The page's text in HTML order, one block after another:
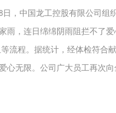
日，中国龙工控股有限公司组
雨，连日绵绵阴雨阻拦不了
流程。据统计，经体检符合
心无限。公司广大员工再次